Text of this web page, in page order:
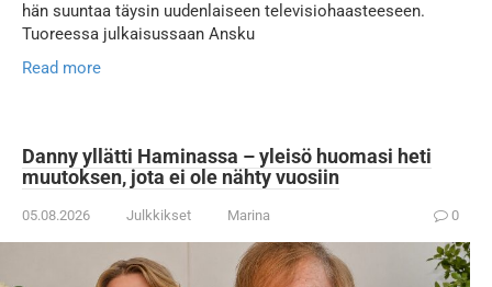
hän suuntaa täysin uudenlaiseen televisiohaasteeseen.
Tuoreessa julkaisussaan Ansku
Read more
Danny yllätti Haminassa – yleisö huomasi heti
muutoksen, jota ei ole nähty vuosiin
05.08.2026 Julkkikset Marina 0